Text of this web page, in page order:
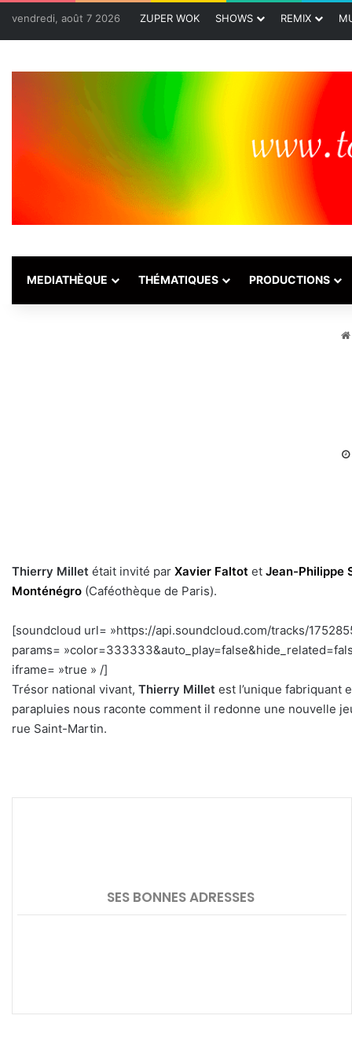
vendredi, août 7 2026 ZUPER WOK SHOWS REMIX
MEDIATHÈQUE THÉMATIQUES PRODUCTIONS
Thierry Millet était invité par Xavier Faltot et Jean-Philippe
Monténégro (Caféothèque de Paris).
[soundcloud url= »https://api.soundcloud.com/tracks/
params=
iframe= »true » /]
Trésor national vivant, Thierry Millet est l’unique fabriquant
parapluies nous raconte comment il redonne une nouvelle
rue Saint-Martin.
SES BONNES ADRESSES